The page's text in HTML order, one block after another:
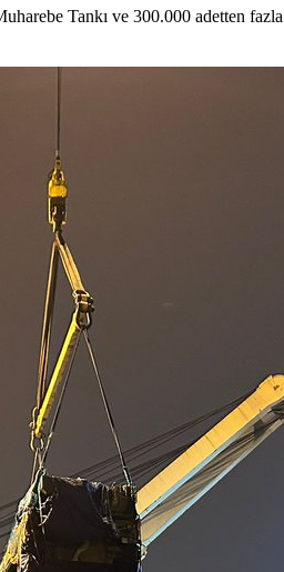
Tankı ve 300.000 adetten